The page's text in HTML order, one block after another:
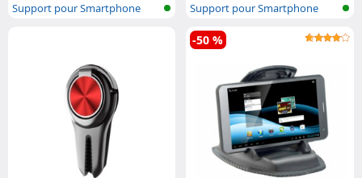
Support pour Smartphone
Support pour Smartphone
-50 %